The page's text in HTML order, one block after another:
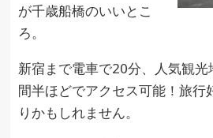
が千歳船橋のいいとこ
ろ。
新宿まで電車で20分、人気観
間半ほどでアクセス可能！旅行
りかもしれません。